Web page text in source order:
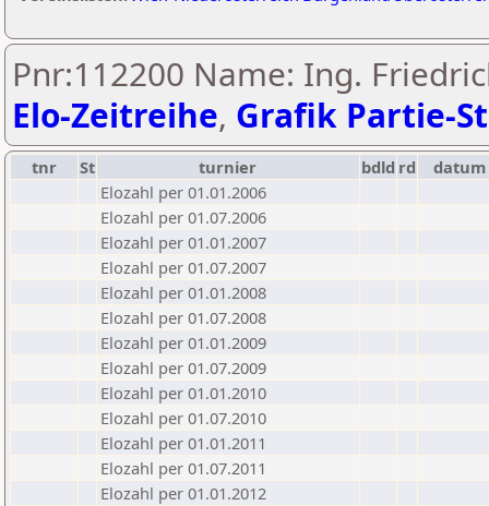
Pnr:112200 Name: Ing.
Elo-Zeitreihe, Grafik Partie-
tnr St turnier bdld rd
datum
Elozahl per 01.01.2006
Elozahl per 01.07.2006
Elozahl per 01.01.2007
Elozahl per 01.07.2007
Elozahl per 01.01.2008
Elozahl per 01.07.2008
Elozahl per 01.01.2009
Elozahl per 01.07.2009
Elozahl per 01.01.2010
Elozahl per 01.07.2010
Elozahl per 01.01.2011
Elozahl per 01.07.2011
Elozahl per 01.01.2012